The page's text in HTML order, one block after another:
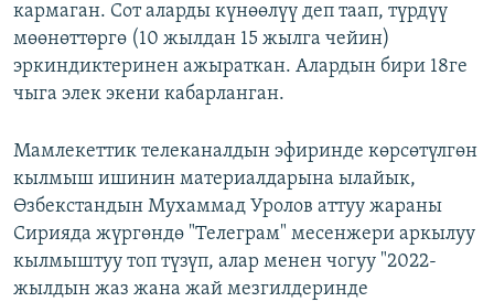
кармаган. Сот аларды күнөөлүү деп таап, түрдүү
мөөнөттөргө (10 жылдан 15 жылга чейин)
эркиндиктеринен ажыраткан. Алардын бири 18ге
чыга элек экени кабарланган.
Мамлекеттик телеканалдын эфиринде көрсөтүлгөн
кылмыш ишинин материалдарына ылайык,
Өзбекстандын Мухаммад Уролов аттуу жараны
Сирияда жүргөндө "Телеграм" месенжери аркылуу
кылмыштуу топ түзүп, алар менен чогуу "2022-
жылдын жаз жана жай мезгилдеринде